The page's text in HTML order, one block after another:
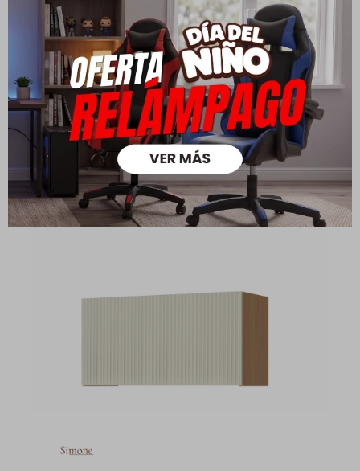
Aereo 2 puertas 120 cm -
Simone
$ 6.190 $ 8.690
$ 4.333
4.952
Aéreo 80 cm 2 Puertas -
Simone
$3.990 $ 5.790
$2.793